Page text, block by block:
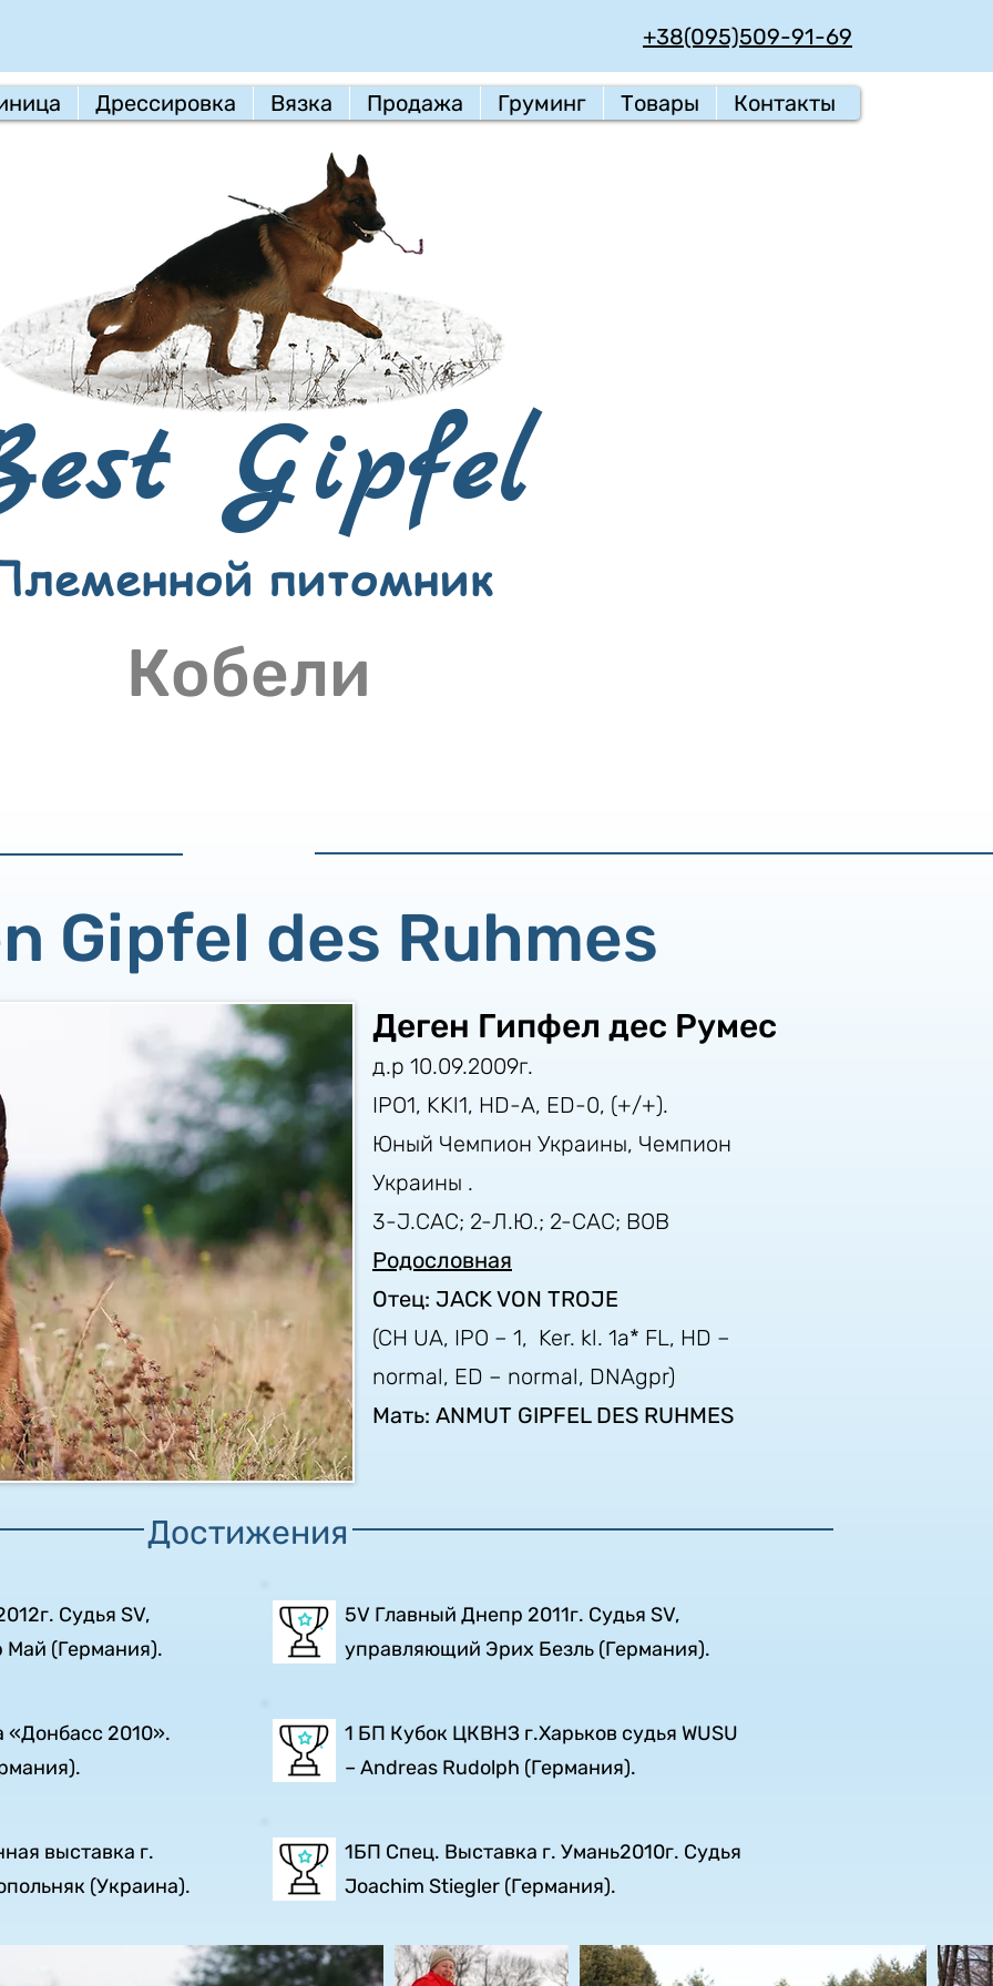
+38(095)509-91-69
Дрессировка Вязка Продажа Груминг Товары Контакты
Gipfel
питомник
Кобели
Gipfel des Ruhmes
Деген Гипфел дес Румес
д.р 10.09.2009г.
IPO1, KKl1, HD-A, ED-0, (+/+).
Юный Чемпион Украины, Чемпион
Украины .
3-J.CAC; 2-Л.Ю.; 2-САС; ВОВ
Родословная
Отец: JACK VON TROJE
(CH UA, IPO – 1, Ker. kl. 1a* FL, HD –
normal, ED – normal, DNAgpr)
Мать: ANMUT GIPFEL DES RUHMES
Достижения
Судья SV,
Май (Германия).
2010».
выставка г.
(Украина).
5V Главный Днепр 2011г. Судья SV,
управляющий Эрих Безль (Германия).
1 БП Кубок ЦКВНЗ г.Харьков судья WUSU
– Andreas Rudolph (Германия).
1БП Спец. Выставка г. Умань2010г. Судья
Joachim Stiegler (Германия).